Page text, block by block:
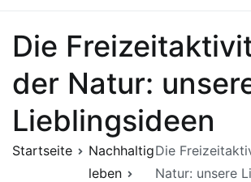
Die
der Natur:
Lieblingsideen
Startseite
Nachhaltig
leben
Die
Natur: unsere